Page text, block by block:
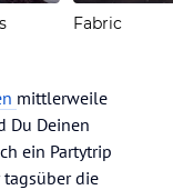
Fabric
mittlerweile
Du Deinen
ein Partytrip
die